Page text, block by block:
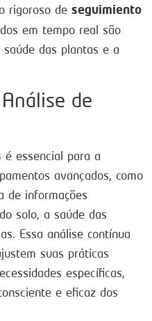
rigoroso de seguimiento
em tempo real são
das plantas e a
de
é essencial para a
avançados, como
de informações
solo, a saúde das
Essa análise contínua
suas práticas
específicas,
e eficaz dos